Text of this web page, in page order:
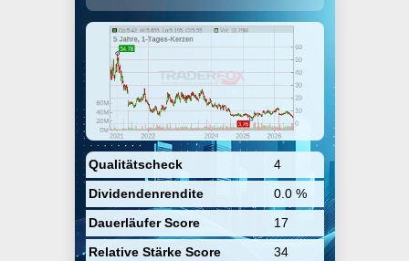
Qualitätscheck
4
Dividendenrendite
0.0 %
Dauerläufer Score
17
Relative Stärke Score
34
projects. The company sells its
products to engineering,
procurement and construction
firms that build solar energy
projects and to large solar
developers, independent power
producers and utilities, master
supply agreements or multi-year
procurement contracts. It has
offices in Europe, Central America,
and Australia. The company's
products include DuraTrack and
SmarTrack. Array Technologies
was founded by Ronald P. Corio in
1989 and is headquartered in
Albuquerque, NM.